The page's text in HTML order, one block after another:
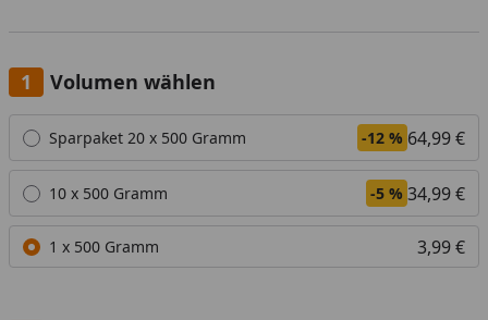
Eine Anlieferung an eine Packstation ist nicht möglich.
Widerrufs- und Rückgaberecht ist für dieses Produkt
nicht gültig.
Volumen wählen
Alle anzeigen (3)
Sparpaket 20 x 500 Gramm -12 % 64,99 €
10 x 500 Gramm -5 % 34,99 €
1 x 500 Gramm 3,99 €